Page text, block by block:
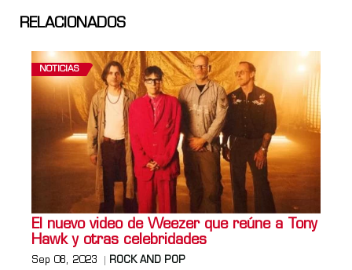
RELACIONADOS
NOTICIAS
El nuevo video de Weezer que reúne a Tony
Hawk y otras celebridades
Sep 08, 2023 ROCK AND POP